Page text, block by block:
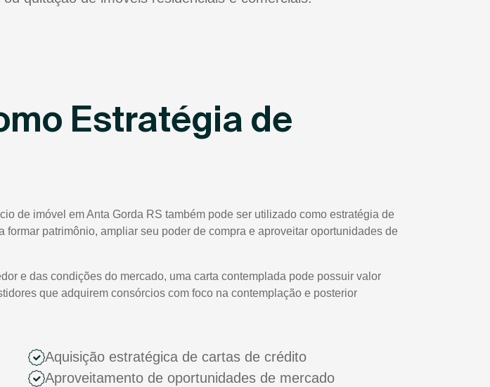
Estratégia de
de imóvel em Anta Gorda RS também pode ser utilizado como estratégia de
patrimônio, ampliar seu poder de compra e aproveitar oportunidades de
e das condições do mercado, uma carta contemplada pode possuir valor
que adquirem consórcios com foco na contemplação e posterior
Aquisição estratégica de cartas de crédito
Aproveitamento de oportunidades de mercado